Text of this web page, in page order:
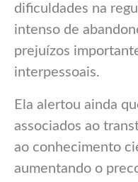
dificuldades na
intenso de
prejuízos
interpessoais.
Ela alertou ainda
associados ao
ao conhecimento
aumentando o